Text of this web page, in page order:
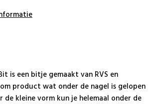
is een bitje gemaakt van RVS en
product wat onder de nagel is gelopen
de kleine vorm kun je helemaal onder de